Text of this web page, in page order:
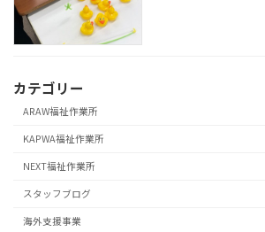
カテゴリー
ARAW福祉作業所
KAPWA福祉作業所
NEXT福祉作業所
スタッフブログ
海外支援事業